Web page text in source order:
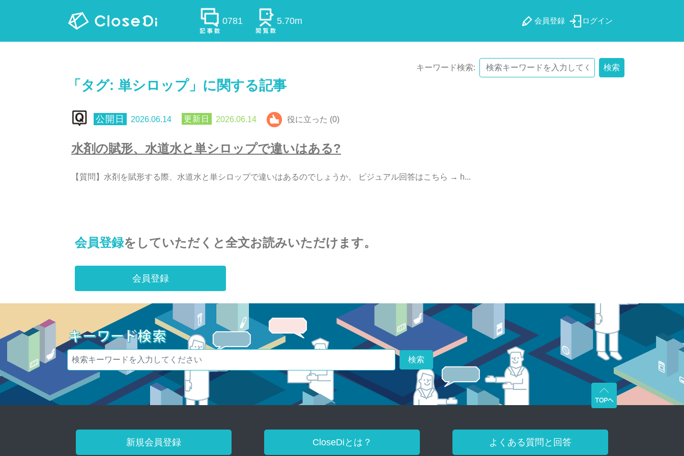
0781 5.70m 会員登録 ログイン
キーワード検索: 検索
「タグ: 単シロップ」に関する記事
2026.06.14 2026.06.14 役に立った (0)
水剤の賦形、 水道水と単シ ロ ッ プで違いはある?
【 質問 】 水剤 を賦形する 際 水道水 と単シ ロ ッ プで違いはあるのでし ょ う か。 ビジ ュ アル回答はこ ち ら → h...
会員登録をしていただくと全文お読みいただけます。
会員登録
検索
新規会員登録 CloseDiとは？ よくある質問と回答